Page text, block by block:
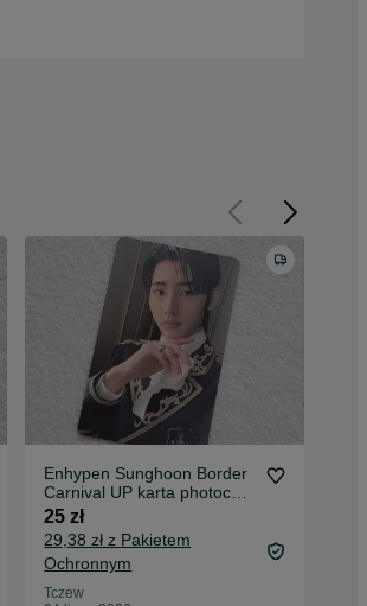
Enhypen Sunghoon Border
Carnival UP karta photocard
kpop
25 zł
29,38 zł z Pakietem
Ochronnym
Tczew